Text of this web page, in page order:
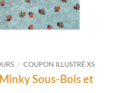
/ COUPON ILLUSTRÉ XS
Sous-Bois et